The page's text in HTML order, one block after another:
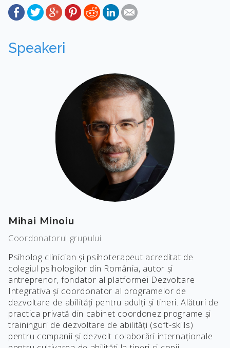
Speakeri
Mihai Minoiu
Coordonatorul grupului
Psiholog clinician și psihoterapeut acreditat de
colegiul psihologilor din România, autor și
antreprenor, fondator al platformei Dezvoltare
Integrativa și coordonator al programelor de
dezvoltare de abilități pentru adulți și tineri. Alături de
practica privată din cabinet coordonez programe și
traininguri de dezvoltare de abilități (soft-skills)
pentru companii și dezvolt colaborări internaționale